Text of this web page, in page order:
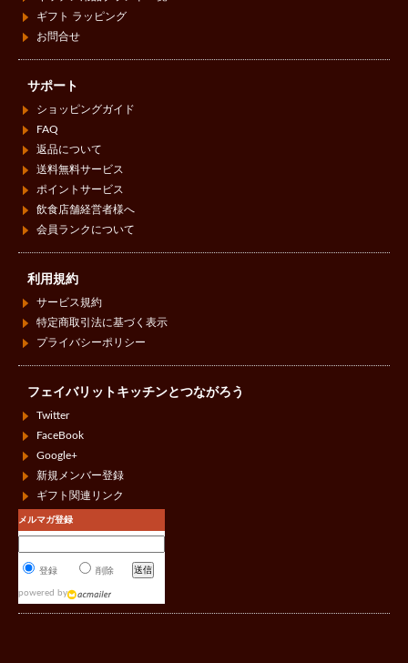
ギフト ラッピング
お問合せ
サポート
ショッピングガイド
FAQ
返品について
送料無料サービス
ポイントサービス
飲食店舗経営者様へ
会員ランクについて
利用規約
サービス規約
特定商取引法に基づく表示
プライバシーポリシー
フェイバリットキッチンとつながろう
Twitter
FaceBook
Google+
新規メンバー登録
ギフト関連リンク
メルマガ登録
登録 削除
powered by